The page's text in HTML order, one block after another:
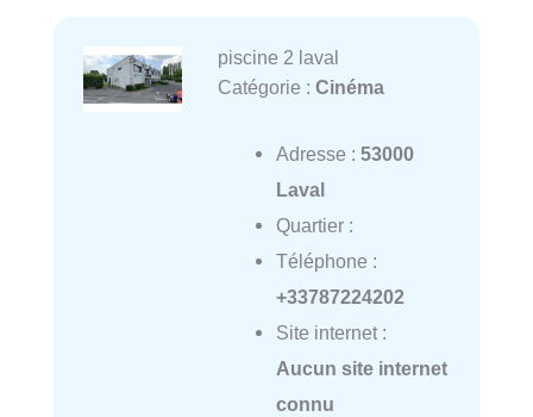
piscine 2 laval
Catégorie : Cinéma
Adresse : 53000
Laval
Quartier :
Téléphone :
+33787224202
Site internet :
Aucun site internet
connu